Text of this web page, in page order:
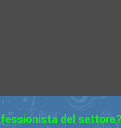
del